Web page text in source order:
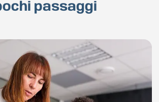
passaggi